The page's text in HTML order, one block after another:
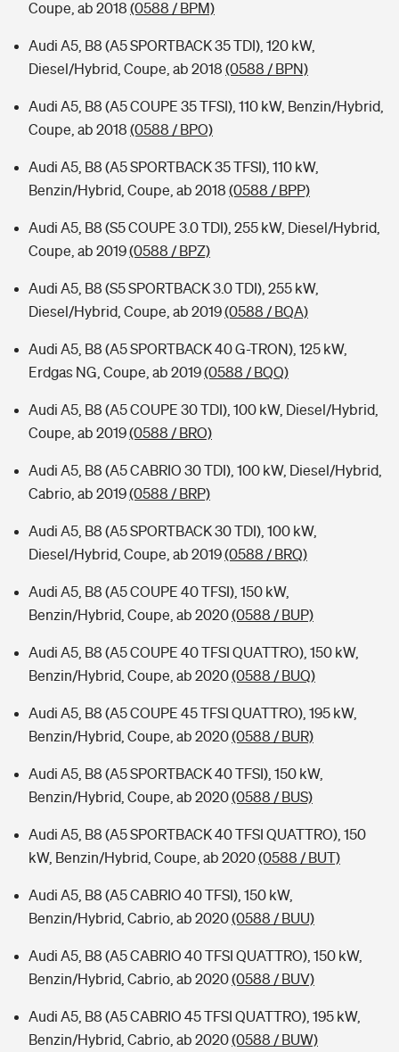
Coupe, ab 2018 (0588 / BPM)
Audi A5, B8 (A5 SPORTBACK 35 TDI), 120 kW,
Diesel/Hybrid, Coupe, ab 2018 (0588 / BPN)
Audi A5, B8 (A5 COUPE 35 TFSI), 110 kW, Benzin/Hybrid,
Coupe, ab 2018 (0588 / BPO)
Audi A5, B8 (A5 SPORTBACK 35 TFSI), 110 kW,
Benzin/Hybrid, Coupe, ab 2018 (0588 / BPP)
Audi A5, B8 (S5 COUPE 3.0 TDI), 255 kW, Diesel/Hybrid,
Coupe, ab 2019(0588 / BPZ)
Audi A5, B8 (S5 SPORTBACK 3.0 TDI), 255 kW,
Diesel/Hybrid, Coupe, ab 2019(0588 / BQA)
Audi A5, B8 (A5 SPORTBACK 40 G-TRON), 125 kW,
Erdgas NG, Coupe, ab 2019(0588 / BQQ)
Audi A5, B8 (A5 COUPE 30 TDI), 100 kW, Diesel/Hybrid,
Coupe, ab 2019(0588 / BRO)
Audi A5, B8 (A5 CABRIO 30 TDI), 100 kW, Diesel/Hybrid,
Cabrio, ab 2019(0588 / BRP)
Audi A5, B8 (A5 SPORTBACK 30 TDI), 100 kW,
Diesel/Hybrid, Coupe, ab 2019(0588 / BRQ)
Audi A5, B8 (A5 COUPE 40 TFSI), 150 kW,
Benzin/Hybrid, Coupe, ab 2020(0588 / BUP)
Audi A5, B8 (A5 COUPE 40 TFSI QUATTRO), 150 kW,
Benzin/Hybrid, Coupe, ab 2020(0588 / BUQ)
Audi A5, B8 (A5 COUPE 45 TFSI QUATTRO), 195 kW,
Benzin/Hybrid, Coupe, ab 2020(0588 / BUR)
Audi A5, B8 (A5 SPORTBACK 40 TFSI), 150 kW,
Benzin/Hybrid, Coupe, ab 2020(0588 / BUS)
Audi A5, B8 (A5 SPORTBACK 40 TFSI QUATTRO), 150
kW, Benzin/Hybrid, Coupe, ab 2020(0588 / BUT)
Audi A5, B8 (A5 CABRIO 40 TFSI), 150 kW,
Benzin/Hybrid, Cabrio, ab 2020(0588 / BUU)
Audi A5, B8 (A5 CABRIO 40 TFSI QUATTRO), 150 kW,
Benzin/Hybrid, Cabrio, ab 2020(0588 / BUV)
Audi A5, B8 (A5 CABRIO 45 TFSI QUATTRO), 195 kW,
Benzin/Hybrid, Cabrio, ab 2020(0588 / BUW)